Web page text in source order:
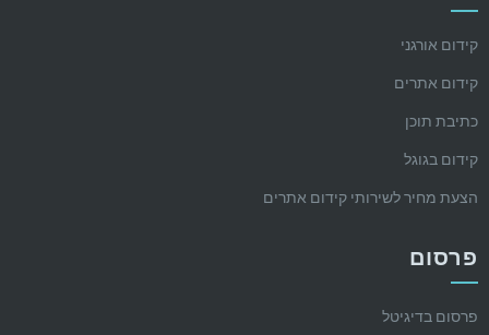
קידום אורגני
קידום אתרים
כתיבת תוכן
קידום בגוגל
הצעת מחיר לשירותי קידום אתרים
פרסום
פרסום בדיגיטל